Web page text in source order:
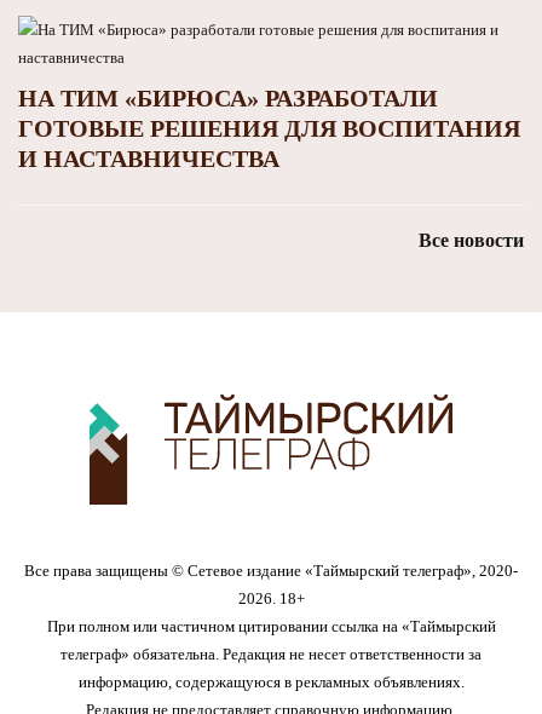
НА ТИМ «БИРЮСА» РАЗРАБОТАЛИ
ГОТОВЫЕ РЕШЕНИЯ ДЛЯ ВОСПИТАНИЯ
И НАСТАВНИЧЕСТВА
Все новости
Все права защищены © Сетевое издание «Таймырский телеграф», 2020-
2026. 18+
При полном или частичном цитировании ссылка на «Таймырский
телеграф» обязательна. Редакция не несет ответственности за
информацию, содержащуюся в рекламных объявлениях.
Редакция не предоставляет справочную информацию.